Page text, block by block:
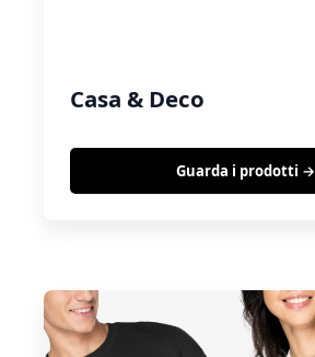
Casa & Deco
Guarda i prodotti →